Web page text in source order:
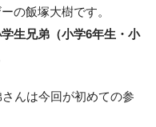
の飯塚大樹です。
生兄弟（小学6年生・小
んは今回が初めての参